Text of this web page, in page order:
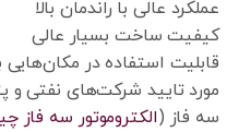
عملکرد عالی با راندمان بالا
کیفیت ساخت بسیار عالی
قابلیت استفاده در مکان‌هایی
مورد تایید شرکت‌های نفتی و
سه فاز (الکتروموتور سه فاز